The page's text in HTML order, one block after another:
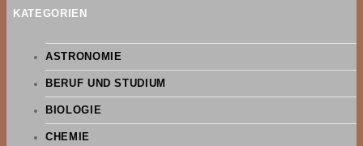
KATEGORIEN
ASTRONOMIE
BERUF UND STUDIUM
BIOLOGIE
CHEMIE